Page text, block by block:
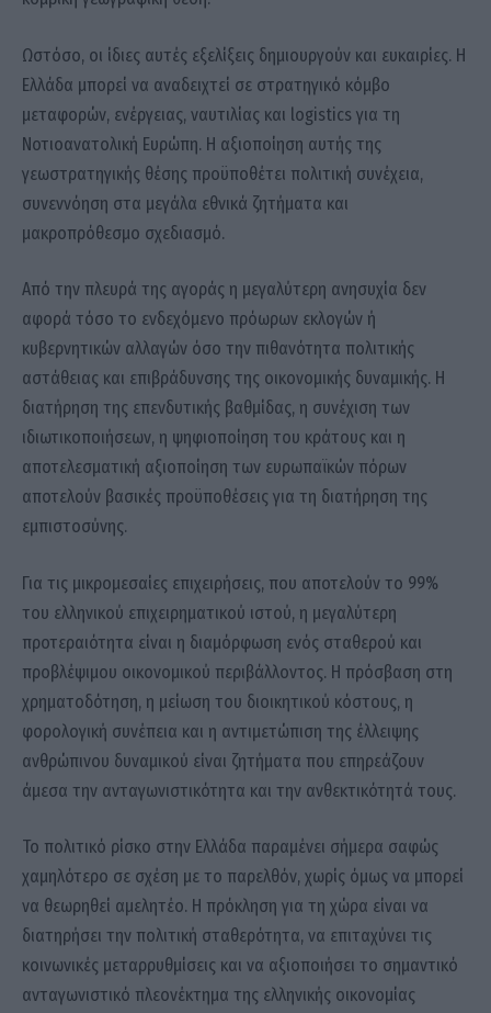
Ωστόσο, οι ίδιες αυτές εξελίξεις δημιουργούν και ευκαιρίες. Η
Ελλάδα μπορεί να αναδειχτεί σε στρατηγικό κόμβο
μεταφορών, ενέργειας, ναυτιλίας και logistics για τη
Νοτιοανατολική Ευρώπη. Η αξιοποίηση αυτής της
γεωστρατηγικής θέσης προϋποθέτει πολιτική συνέχεια,
συνεννόηση στα μεγάλα εθνικά ζητήματα και
μακροπρόθεσμο σχεδιασμό.
Από την πλευρά της αγοράς η μεγαλύτερη ανησυχία δεν
αφορά τόσο το ενδεχόμενο πρόωρων εκλογών ή
κυβερνητικών αλλαγών όσο την πιθανότητα πολιτικής
αστάθειας και επιβράδυνσης της οικονομικής δυναμικής. Η
διατήρηση της επενδυτικής βαθμίδας, η συνέχιση των
ιδιωτικοποιήσεων, η ψηφιοποίηση του κράτους και η
αποτελεσματική αξιοποίηση των ευρωπαϊκών πόρων
αποτελούν βασικές προϋποθέσεις για τη διατήρηση της
εμπιστοσύνης.
Για τις μικρομεσαίες επιχειρήσεις, που αποτελούν το 99%
του ελληνικού επιχειρηματικού ιστού, η μεγαλύτερη
προτεραιότητα είναι η διαμόρφωση ενός σταθερού και
προβλέψιμου οικονομικού περιβάλλοντος. Η πρόσβαση στη
χρηματοδότηση, η μείωση του διοικητικού κόστους, η
φορολογική συνέπεια και η αντιμετώπιση της έλλειψης
ανθρώπινου δυναμικού είναι ζητήματα που επηρεάζουν
άμεσα την ανταγωνιστικότητα και την ανθεκτικότητά τους.
Το πολιτικό ρίσκο στην Ελλάδα παραμένει σήμερα σαφώς
χαμηλότερο σε σχέση με το παρελθόν, χωρίς όμως να μπορεί
να θεωρηθεί αμελητέο. Η πρόκληση για τη χώρα είναι να
διατηρήσει την πολιτική σταθερότητα, να επιταχύνει τις
κοινωνικές μεταρρυθμίσεις και να αξιοποιήσει το σημαντικό
ανταγωνιστικό πλεονέκτημα της ελληνικής οικονομίας